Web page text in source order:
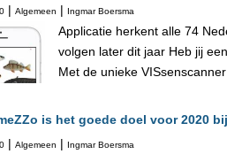
| Algemeen | Ingmar Boersma
Applicatie herkent alle 74
volgen later dit jaar Heb jij
Met de unieke
is het goede doel voor 2020
| Algemeen | Ingmar Boersma